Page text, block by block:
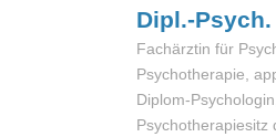
Dipl.-
Fachärztin für
Psychotherapie,
Diplom-
Psychotherapiesitz